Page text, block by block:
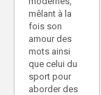
mêlant à la
fois son
amour des
mots ainsi
que celui du
sport pour
aborder des